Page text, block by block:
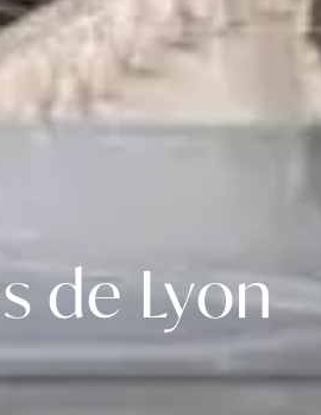
de Lyon